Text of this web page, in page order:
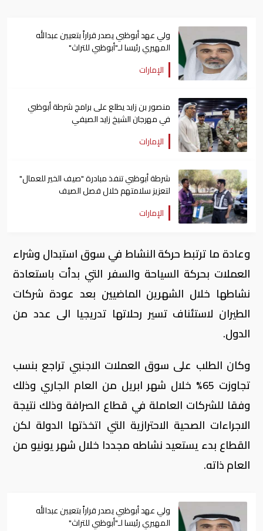
ولي عهد أبوظبي يصدر قراراً بتعيين عبدالله
المهيري رئيسا لـ"أبوظبي للتراث"
الإمارات
منصور بن زايد يطلع على برامج شرطة أبوظبي
في مهرجان الشيخ زايد الصيفي
الإمارات
شرطة أبوظبي تنفذ مبادرة "صيف الخير للعمال"
لتعزيز سلامتهم خلال فصل الصيف
الإمارات
وعادة ما ترتبط حركة النشاط في سوق استبدال وشراء
العملات بحركة السياحة والسفر التي بدأت باستعادة
نشاطها خلال الشهرين الماضيين بعد عودة شركات
الطيران لاستئناف تسير رحلاتها تدريجيا الى عدد من
الدول.
وكان الطلب على سوق العملات الاجنبي تراجع بنسب
تجاوزت 65% خلال شهر ابريل من العام الجاري وذلك
وفقا للشركات العاملة في قطاع الصرافة وذلك نتيجة
الاجراءات الصحية الاحترازية التي اتخذتها الدولة لكن
القطاع بدء يستعيد نشاطه مجددا خلال شهر يونيو من
العام ذاته.
ولي عهد أبوظبي يصدر قراراً بتعيين عبدالله
المهيري رئيسا لـ"أبوظبي للتراث"